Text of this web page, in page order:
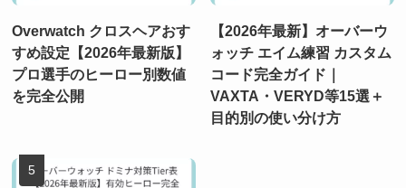
Overwatch クロスヘアおす
すめ設定【2026年最新版】
プロ選手のヒーロー別数値
を完全公開
【2026年最新】オーバーウ
ォッチ エイム練習 カスタム
コード完全ガイド｜
VAXTA・VERYD等15選＋
目的別の使い分け方